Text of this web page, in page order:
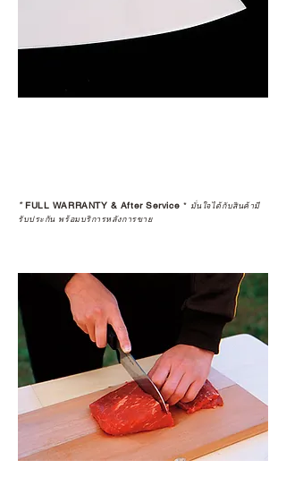
*FULL WARRANTY & After Service * มั่นใจได้กับสินค้ามี
รับประกัน พร้อมบริการหลังการขาย